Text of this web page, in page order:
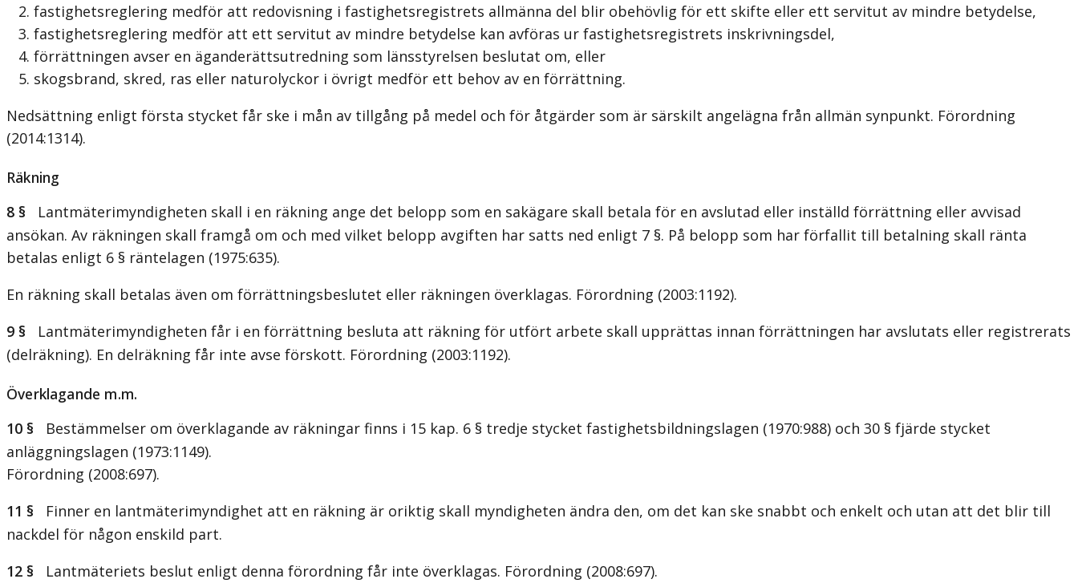
2. fastighetsreglering medför att redovisning i fastighetsregistrets allmänna del blir obehövlig för ett skifte eller ett servitut av mindre betydelse,
3. fastighetsreglering medför att ett servitut av mindre betydelse kan avföras ur fastighetsregistrets inskrivningsdel,
4. förrättningen avser en äganderättsutredning som länsstyrelsen beslutat om, eller
5. skogsbrand, skred, ras eller naturolyckor i övrigt medför ett behov av en förrättning.
Nedsättning enligt första stycket får ske i mån av tillgång på medel och för åtgärder som är särskilt angelägna från allmän synpunkt. Förordning
(2014:1314).
Räkning
8 § Lantmäterimyndigheten skall i en räkning ange det belopp som en sakägare skall betala för en avslutad eller inställd förrättning eller avvisad
ansökan. Av räkningen skall framgå om och med vilket belopp avgiften har satts ned enligt 7 §. På belopp som har förfallit till betalning skall ränta
betalas enligt 6 § räntelagen (1975:635).
En räkning skall betalas även om förrättningsbeslutet eller räkningen överklagas. Förordning (2003:1192).
9 § Lantmäterimyndigheten får i en förrättning besluta att räkning för utfört arbete skall upprättas innan förrättningen har avslutats eller registrerats
(delräkning). En delräkning får inte avse förskott. Förordning (2003:1192).
Överklagande m.m.
10 § Bestämmelser om överklagande av räkningar finns i 15 kap. 6 § tredje stycket fastighetsbildningslagen (1970:988) och 30 § fjärde stycket
anläggningslagen (1973:1149).
Förordning (2008:697).
11 § Finner en lantmäterimyndighet att en räkning är oriktig skall myndigheten ändra den, om det kan ske snabbt och enkelt och utan att det blir till
nackdel för någon enskild part.
12 § Lantmäteriets beslut enligt denna förordning får inte överklagas. Förordning (2008:697).